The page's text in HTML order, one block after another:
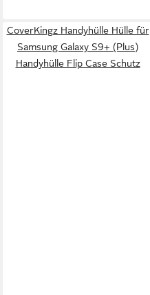
CoverKingz Handyhülle Hülle für
Samsung Galaxy S9+ (Plus)
Handyhülle Flip Case Schutz